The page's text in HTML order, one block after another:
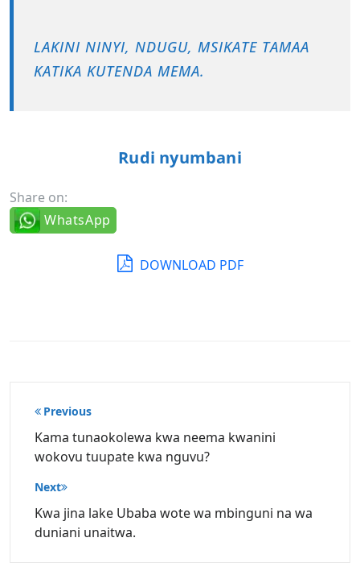
LAKINI NINYI, NDUGU, MSIKATE TAMAA
KATIKA KUTENDA MEMA.
Rudi nyumbani
Share on:
WhatsApp
DOWNLOAD PDF
Post
navigation
Previous
Kama tunaokolewa kwa neema kwanini
wokovu tuupate kwa nguvu?
Next
Kwa jina lake Ubaba wote wa mbinguni na wa
duniani unaitwa.